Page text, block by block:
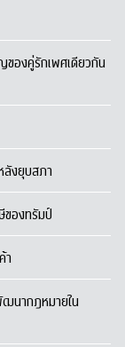
ของคู่รักเพศเดียวกัน
ลังยุบสภา
ของทรัมป์
า
นากฎหมายใน